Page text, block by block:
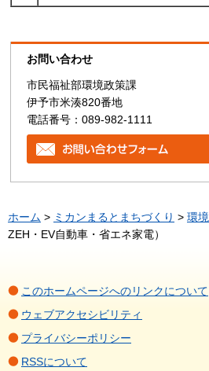
お問い合わせ
市民福祉部環境政策課
伊予市米湊820番地
電話番号：089-982-1111
ホーム > ミカンまるとまちづくり > 環境
ZEH・EV自動車・省エネ家電）
このホームページへのリンクについて
ウェブアクセシビリティ
プライバシーポリシー
RSSについて